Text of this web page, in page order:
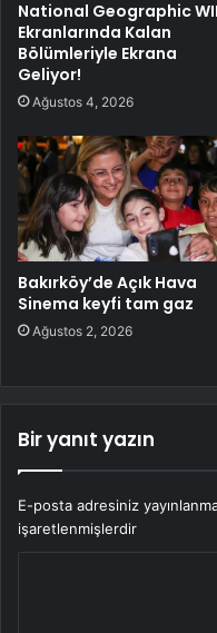
National Geographic
Ekranlarında Kalan
Bölümleriyle Ekrana
Geliyor!
Ağustos 4, 2026
Bakırköy’de Açık Hava
Sinema keyfi tam gaz
Ağustos 2, 2026
Bir yanıt yazın
E-posta adresiniz
işaretlenmişlerdir